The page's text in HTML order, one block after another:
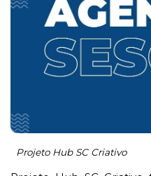
Projeto Hub SC Criativo